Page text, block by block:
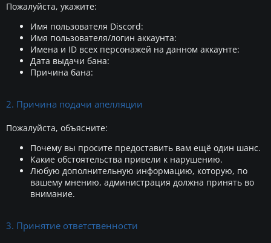
Пожалуйста, укажите:
Имя пользователя Discord:
Имя пользователя/логин аккаунта:
Имена и ID всех персонажей на данном аккаунте:
Дата выдачи бана:
Причина бана:
2. Причина подачи апелляции
Пожалуйста, объясните:
Почему вы просите предоставить вам ещё один шанс.
Какие обстоятельства привели к нарушению.
Любую дополнительную информацию, которую, по
вашему мнению, администрация должна принять во
внимание.
3. Принятие ответственности